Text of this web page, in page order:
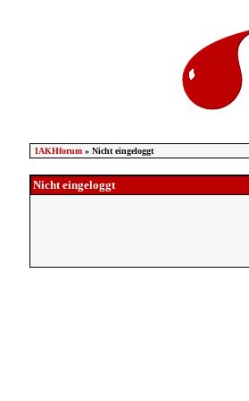
IAKHforum» Nicht eingeloggt
Nicht eingeloggt